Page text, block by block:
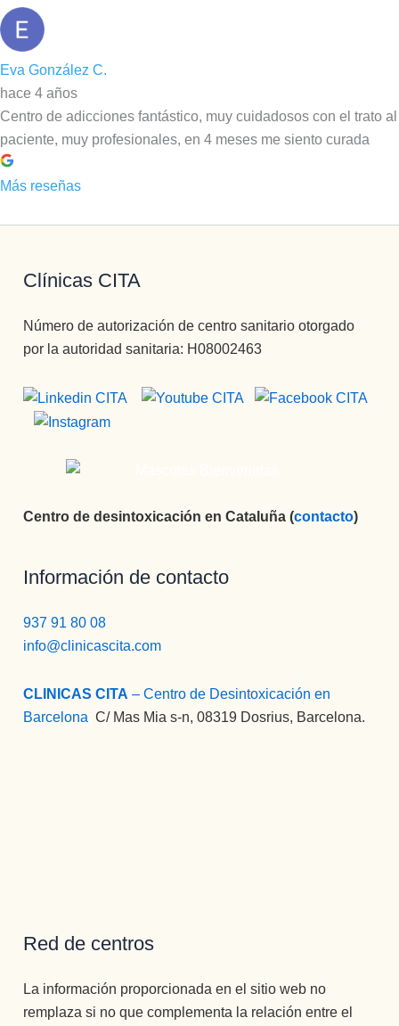
Eva González C.
hace 4 años
Centro de adicciones fantástico, muy cuidadosos con el trato al
paciente, muy profesionales, en 4 meses me siento curada
Más reseñas
Clínicas CITA
Número de autorización de centro sanitario otorgado
por la autoridad sanitaria: H08002463
Centro de desintoxicación en Cataluña (contacto)
Información de contacto
937 91 80 08
info@clinicascita.com
CLINICAS CITA – Centro de Desintoxicación en
Barcelona :C/ Mas Mia s-n, 08319 Dosrius, Barcelona.
Red de centros
La información proporcionada en el sitio web no
remplaza si no que complementa la relación entre el